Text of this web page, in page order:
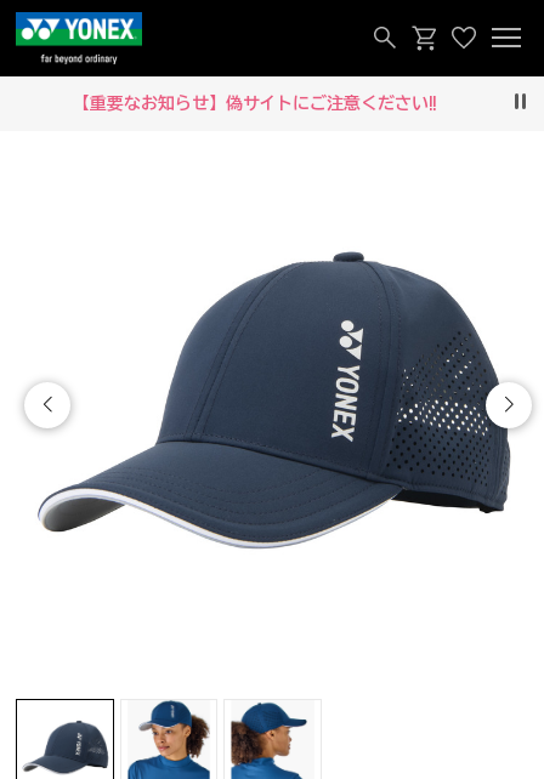
【重要なお知らせ】偽サイトにご注意ください‼